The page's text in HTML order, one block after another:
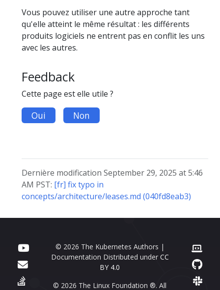
Vous pouvez utiliser une autre approche tant
qu'elle atteint le même résultat : les différents
produits logiciels ne entrent pas en conflit les uns
avec les autres.
Feedback
Cette page est elle utile ?
Oui Non
Dernière modification September 29, 2025 at 5:46
AM PST: [fr] fix typo in
concepts/architecture/leases.md (040fd8eab3)
© 2026 The Kubernetes Authors |
Documentation Distributed under CC
BY 4.0
© 2026 The Linux Foundation ®. All